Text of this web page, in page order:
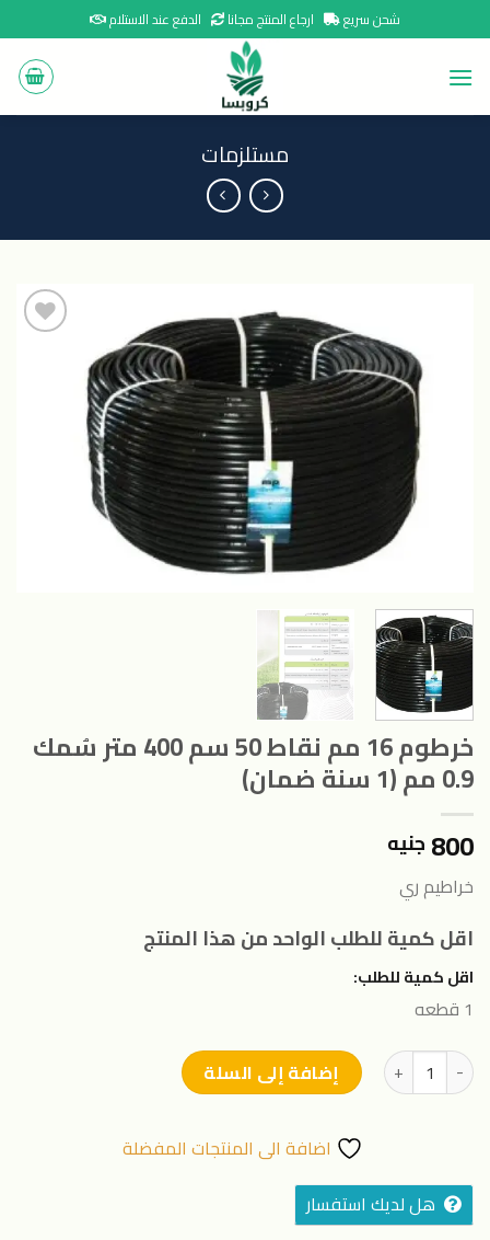
to
content
شحن سريع ارجاع المنتج مجانا الدفع عند الاستلام
مستلزمات
خرطوم 16 مم نقاط 50 سم 400 متر سُمك
0.9 مم (1 سنة ضمان)
800 جنيه
خراطيم ري
اقل كمية للطلب الواحد من هذا المنتج
اقل كمية للطلب:
1 قطعه
كمية خرطوم 16 مم نقاط 50 سم 400 متر سُمك 0.9 مم (1 سنة ضمان) إضافة إلى السلة
اضافة الى المنتجات المفضلة
هل لديك استفسار